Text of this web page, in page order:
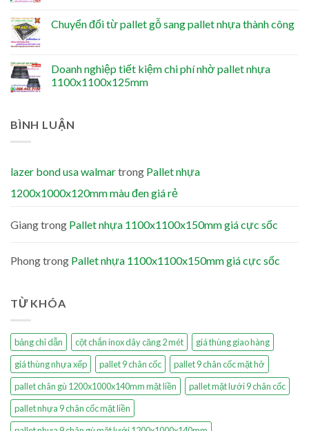
Chuyển đổi từ pallet gỗ sang pallet nhựa thành công
Doanh nghiệp tiết kiệm chi phí nhờ pallet nhựa
1100x1100x125mm
BÌNH LUẬN
lazer bond usa walmartrong Pallet nhựa
1200x1000x120mm màu đen giá rẻ
Giangtrong Pallet nhựa 1100x1100x150mm giá cực sốc
Phongtrong Pallet nhựa 1100x1100x150mm giá cực sốc
TỪ KHÓA
bảng chỉ dẫn cột chắn inox dây căng 2 mét
giá thùng giao hàng
giá thùng nhựa xếp
pallet 9 chân cốc
pallet 9 chân cốc mặt hở
pallet chân gù 1200x1000x140mm mặt liền
pallet mặt lưới 9 chân cốc
pallet nhựa 9 chân cốc mặt liền